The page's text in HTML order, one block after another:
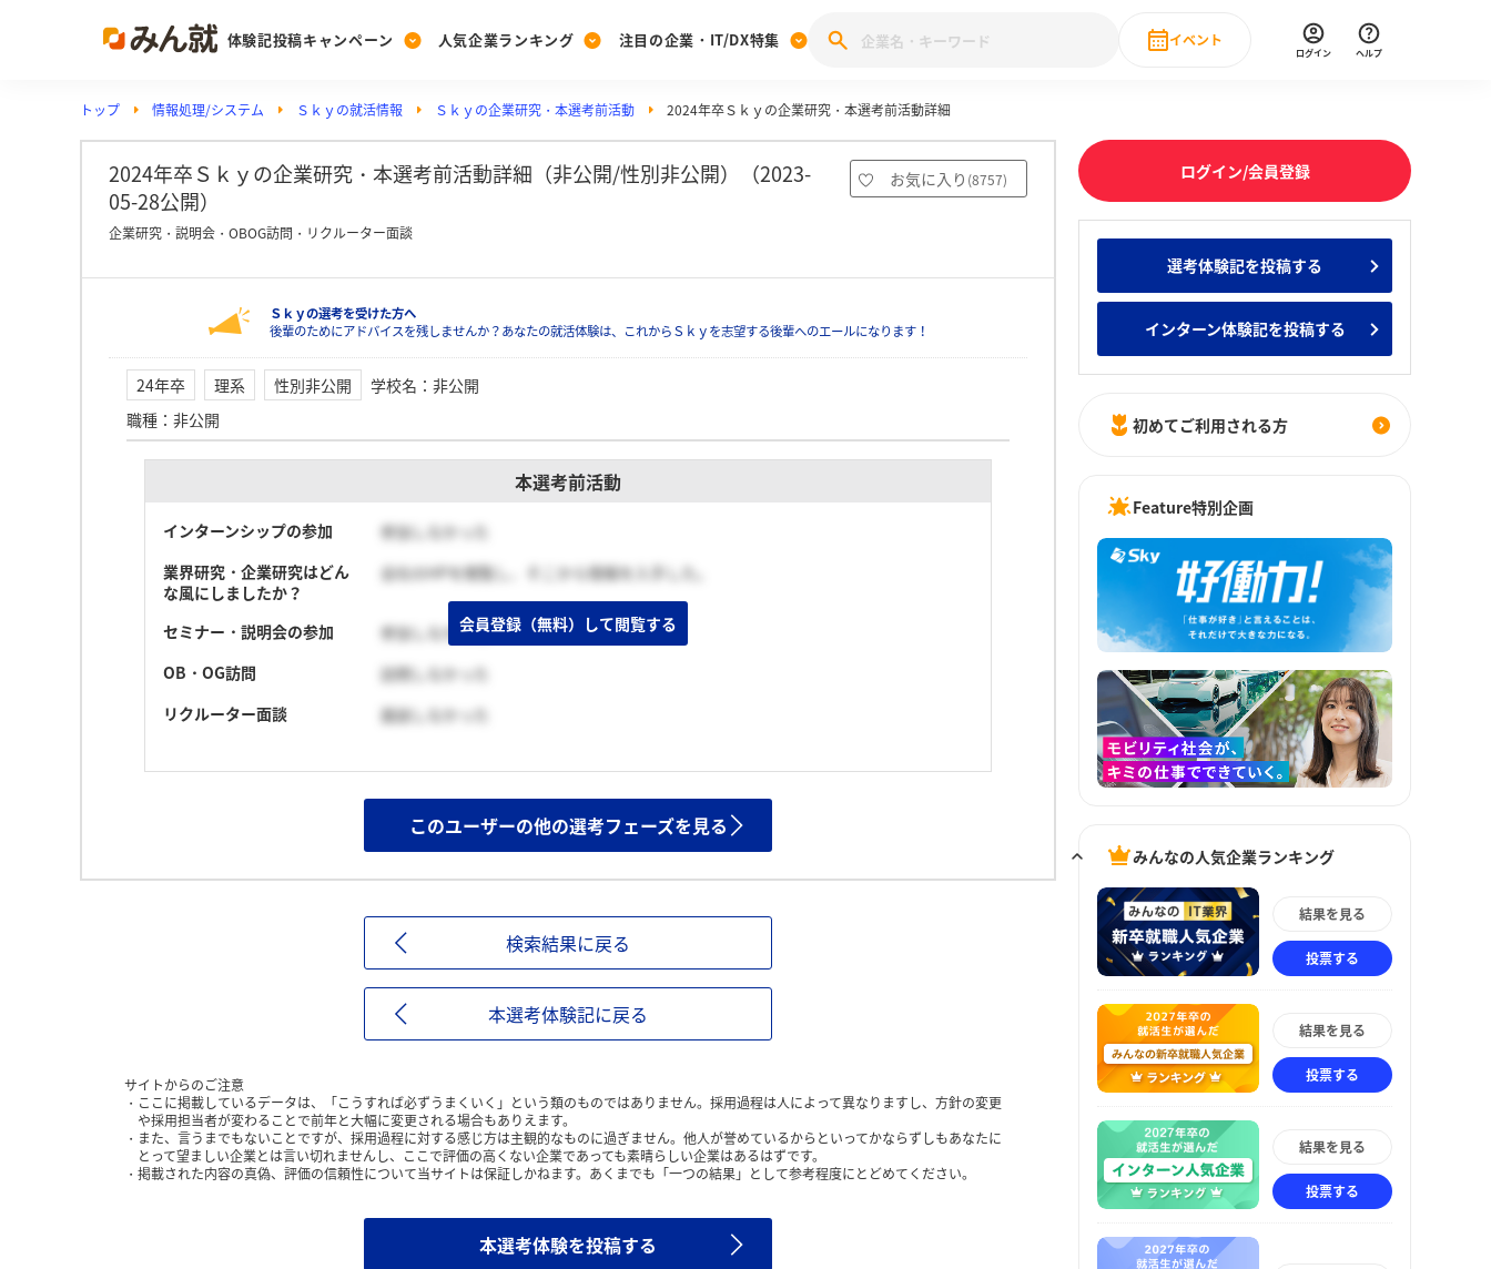
体験記投稿キャンペーン
Post
投稿する
[27卒] 本選考体験記投稿キャンペーン
人気企業ランキング
Ranking
ランキングを見る
みんなのDX企業就職ブランド調査
Vote みんなの新卒就職人気企業ランキング みんなのインターン人気企業ランキ
注目の企業・IT/DX特集
PickUp
注目の企業特集
28卒 IT・DX現場社員インタビュー
動画で知ろう！業界・企業研究
イベント
直近のイベント一覧
ログイン ヘルプ
トップ 情報処理/システム Ｓｋｙの就活情報 Ｓｋｙの企業研究・本選考前活動 2024年卒Ｓｋｙの企業研究・本選考前活動詳細
2024年卒Ｓｋｙの企業研究・本選考前活動詳細（非公開/性別非公開）（2023-
05-28公開）
お気に入り (8757)
企業研究・説明会・OBOG訪問・リクルーター面談
Ｓｋｙの選考を受けた方へ
後輩のためにアドバイスを残しませんか？あなたの就活体験は、これからＳｋｙを志望する後輩へのエールになります！
24年卒 理系 性別非公開 学校名 ： 非公開
職種 ： 非公開
本選考前活動
インターンシップの参加
参加しなかった
業界研究・企業研究はどん
な風にしましたか？
会社のHPを閲覧し、そこから情報を入手した。
セミナー・説明会の参加
参加しなかった
OB・OG訪問
訪問しなかった
リクルーター面談
面談しなかった
会員登録（無料）して閲覧する
このユーザーの他の選考フェーズを見る
検索結果に戻る
本選考体験記に戻る
サイトからのご注意
ここに掲載しているデータは、「こうすれば必ずうまくいく」という類のものではありません。採用過程は人によって異なりますし、方針の変更
や採用担当者が変わることで前年と大幅に変更される場合もありえます。
また、言うまでもないことですが、採用過程に対する感じ方は主観的なものに過ぎません。他人が誉めているからといってかならずしもあなたに
とって望ましい企業とは言い切れませんし、ここで評価の高くない企業であっても素晴らしい企業はあるはずです。
掲載された内容の真偽、評価の信頼性について当サイトは保証しかねます。あくまでも「一つの結果」として参考程度にとどめてください。
本選考体験を投稿する
ログイン/会員登録
選考体験記を投稿する
インターン体験記を投稿する
初めてご利用される方
Feature特別企画
みんなの人気企業ランキング
結果を見る
投票する
結果を見る
投票する
結果を見る
投票する